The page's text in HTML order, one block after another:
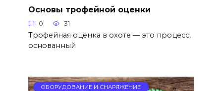
Основы трофейной оценки
0 31
Трофейная оценка в охоте — это процесс,
основанный
ОБОРУДОВАНИЕ И СНАРЯЖЕНИЕ